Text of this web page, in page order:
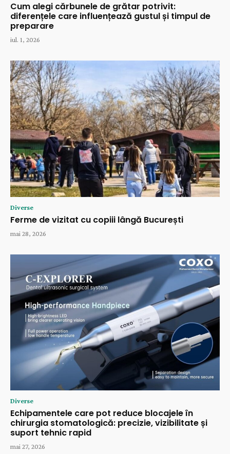
Cum alegi cărbunele de grătar potrivit:
diferențele care influențează gustul și timpul de
preparare
iul. 1, 2026
Diverse
Ferme de vizitat cu copiii lângă București
mai 28, 2026
Diverse
Echipamentele care pot reduce blocajele în
chirurgia stomatologică: precizie, vizibilitate și
suport tehnic rapid
mai 27, 2026